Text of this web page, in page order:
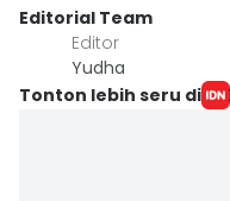
Editorial Team
Editor
Yudha ‎
Tonton lebih seru di